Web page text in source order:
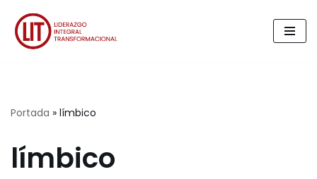
Saltar
Portada » límbico
límbico